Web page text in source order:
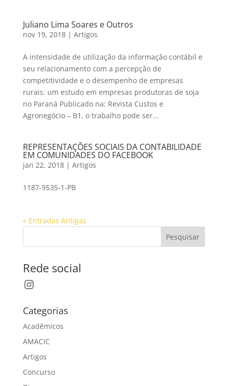
Juliano Lima Soares e Outros
nov 19, 2018| Artigos
A intensidade de utilização da informação contábil e
seu relacionamento com a percepção de
competitividade e o desempenho de empresas
rurais: um estudo em empresas produtoras de soja
no Paraná Publicado na: Revista Custos e
Agronegócio – B1, o trabalho pode ser...
REPRESENTAÇÕES SOCIAIS DA CONTABILIDADE
EM COMUNIDADES DO FACEBOOK
jan 22, 2018| Artigos
1187-9535-1-PB
« Entradas Antigas
Pesquisar
Rede social
Instagram
Categorias
Acadêmicos
AMACIC
Artigos
Concurso